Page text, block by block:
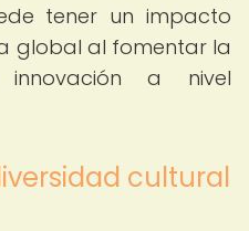
tener un impacto
global al fomentar la
a nivel
cultural